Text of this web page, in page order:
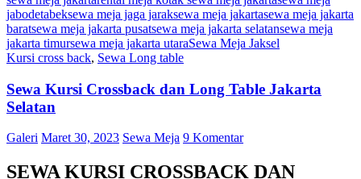
jabodetabeksewa meja jaga jaraksewa meja jakartasewa meja jakarta
baratsewa meja jakarta pusatsewa meja jakarta selatansewa meja
jakarta timursewa meja jakarta utaraSewa Meja Jaksel
Kursi cross back, Sewa Long table
Sewa Kursi Crossback dan Long Table Jakarta
Selatan
Galeri Maret 30, 2023 Sewa Meja 9 Komentar
SEWA KURSI CROSSBACK DAN